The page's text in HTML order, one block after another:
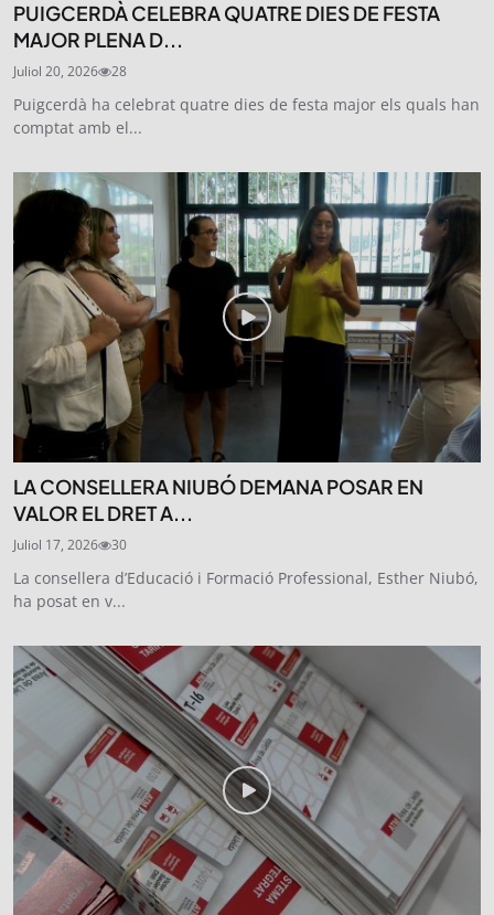
PUIGCERDÀ CELEBRA QUATRE DIES DE FESTA
MAJOR PLENA D...
Juliol 20, 2026 28
Puigcerdà ha celebrat quatre dies de festa major els quals han
comptat amb el...
LA CONSELLERA NIUBÓ DEMANA POSAR EN
VALOR EL DRET A...
Juliol 17, 2026 30
La consellera d’Educació i Formació Professional, Esther Niubó,
ha posat en v...